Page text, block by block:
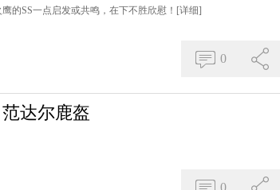
的SS一点启发或共鸣，在下不胜欣慰！ [详细]
0
达尔鹿盔
0